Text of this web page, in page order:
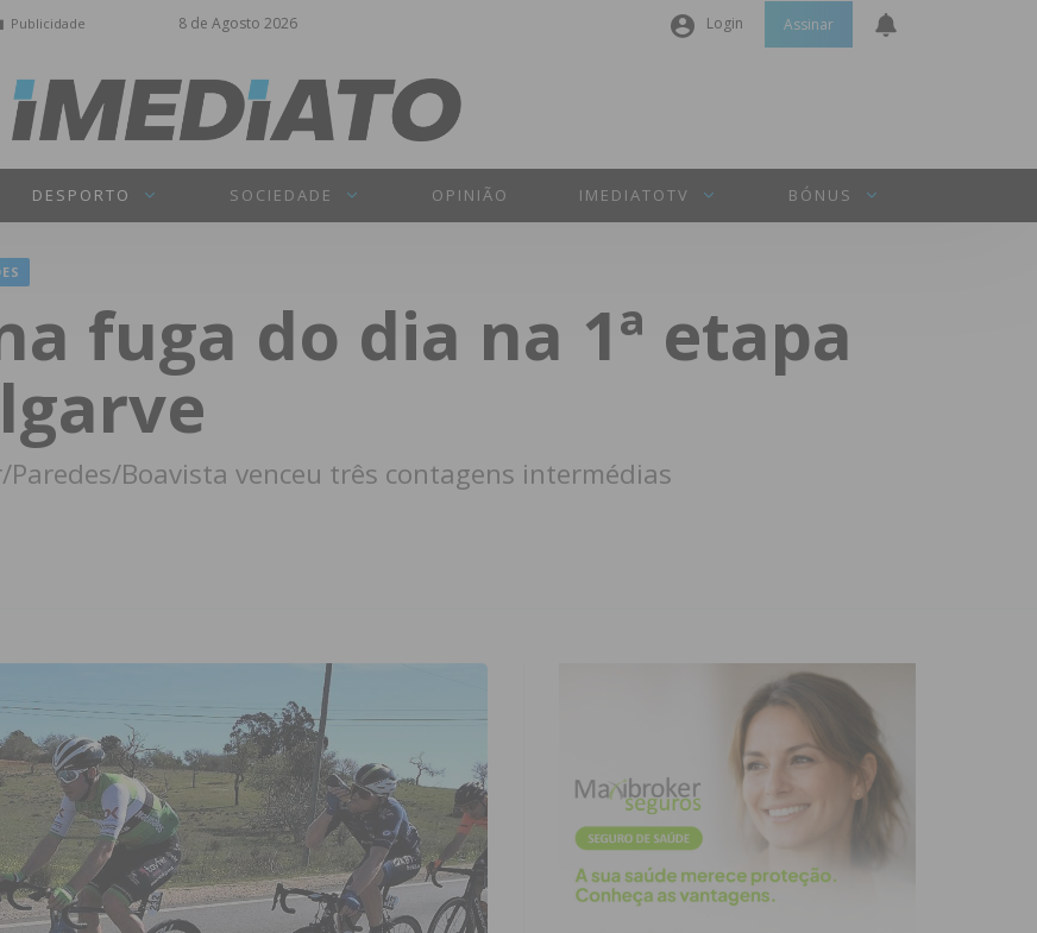
8 de Agosto 2026
Publicidade Login
Senha
INICIAR SESSÃO
Assinar
DESPORTO SOCIEDADE OPINIÃO IMEDIATOTV BÓNUS
fuga do dia na 1ª etapa
Boavista venceu três contagens intermédias